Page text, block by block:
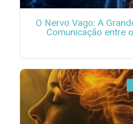
O Nervo Vago: A
Comunicação entre